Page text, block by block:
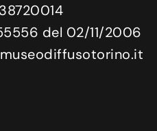
del 02/11/2006